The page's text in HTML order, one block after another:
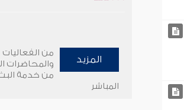
المزيد
من الفعاليات
والمحاضرات
من خدمة
المباشر